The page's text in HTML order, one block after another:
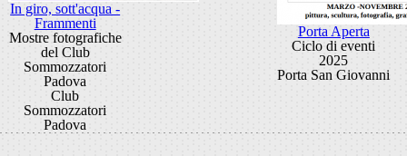
Porta Aperta
Ciclo di eventi
2025
Porta San Giovanni
In giro, sott'acqua -
Frammenti
Mostre fotografiche
del Club
Sommozzatori
Padova
Club
Sommozzatori
Padova